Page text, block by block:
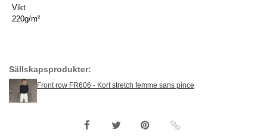
Vikt
220g/m²
Sällskapsprodukter:
Front row FR606 - Kort stretch femme sans pince